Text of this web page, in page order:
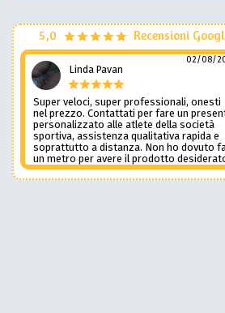
5,0 Recensioni
Linda Pavan
02/08/
Super veloci, super professionali, onesti
nel prezzo. Contattati per fare un
personalizzato alle atlete della società
sportiva, assistenza qualitativa rapida e
soprattutto a distanza. Non ho dovuto
un metro per avere il prodotto
Una assistenza del genere è rara e
preziosa. Credo li contatterò ancora in